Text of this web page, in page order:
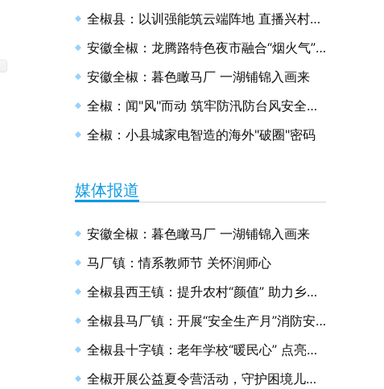
全椒县：以训强能筑云端阵地 直播兴村绘和美画卷
安徽全椒：龙腾路特色夜市融合“烟火气”与“文明风”
安徽全椒：暮色瞰马厂 一湖铺锦入画来
全椒：闻"风"而动 筑牢防汛防台风安全防线
全椒：小县城家电智造的海外"破圈"密码
媒体报道
安徽全椒：暮色瞰马厂 一湖铺锦入画来
马厂镇：情系教师节 关怀润师心
全椒县西王镇：提升农村“颜值” 助力乡村振兴
全椒县马厂镇：开展“安全生产月”消防安全演练
全椒县十字镇：老年学校“暖民心” 点亮幸福“夕阳红”
全椒开展公益夏令营活动，守护困境儿童健康成长